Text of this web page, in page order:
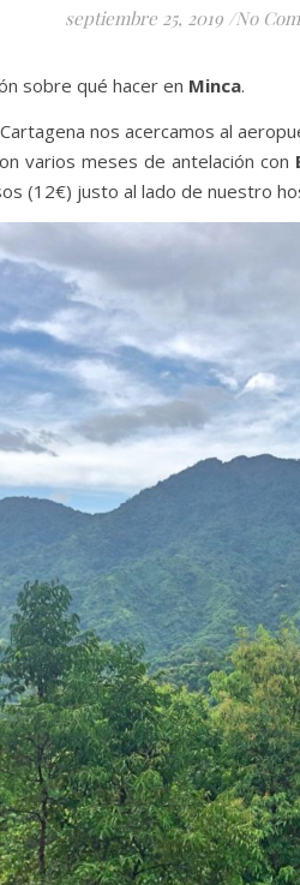
septiembre 25, 2019 /No
sobre qué hacer en Minca.
nos acercamos al
varios meses de antelación con
(12€) justo al lado de nuestro